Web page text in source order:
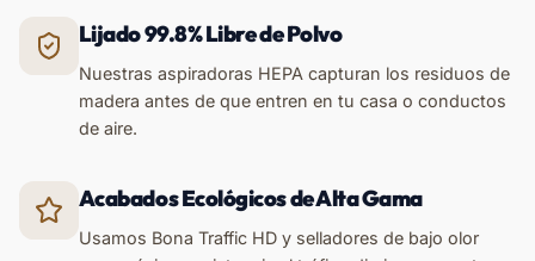
Lijado 99.8% Libre de Polvo
Nuestras aspiradoras HEPA capturan los residuos de
madera antes de que entren en tu casa o conductos
de aire.
Acabados Ecológicos de Alta Gama
Usamos Bona Traffic HD y selladores de bajo olor